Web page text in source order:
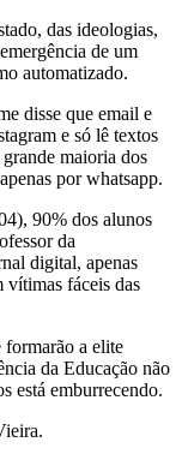
das ideologias,
de um
automatizado.
disse que email e
e só lê textos
maioria dos
por whatsapp.
90% dos alunos
da
digital, apenas
vítimas fáceis das
formarão a elite
da Educação não
está emburrecendo.